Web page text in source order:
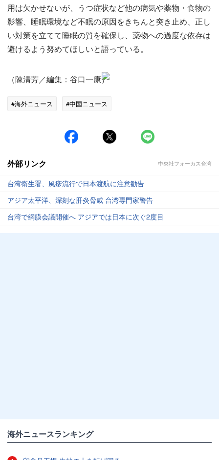
用は欠かせないが、うつ症状など他の病気や薬物・食物の
影響、睡眠環境など不眠の原因をきちんと突き止め、正し
い対策を立てて睡眠の質を確保し、薬物への過度な依存は
避けるよう努めてほしいと語っている。
（陳清芳／編集：谷口一康）
#海外ニュース #中国ニュース
外部リンク 中央社フォーカス台湾
台湾衛生署、風疹流行で日本渡航に注意勧告
アジア太平洋、深刻な肝炎脅威 台湾専門家警告
台湾で網膜会議開催へ アジアでは日本に次ぐ2度目
海外ニュースランキング